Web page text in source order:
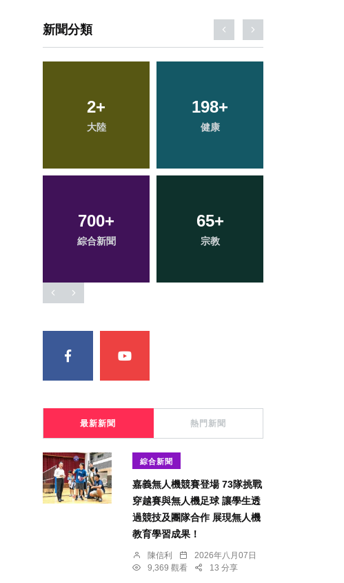
新聞分類
109
專欄
47+
頭條
72+
農業
34+
科技新知
最新新聞 熱門新聞
綜合新聞
嘉義無人機競賽登場 73隊挑戰
穿越賽與無人機足球 讓學生透
過競技及團隊合作 展現無人機
教育學習成果！
陳信利
2026年八月07日
9,369 觀看
13 分享